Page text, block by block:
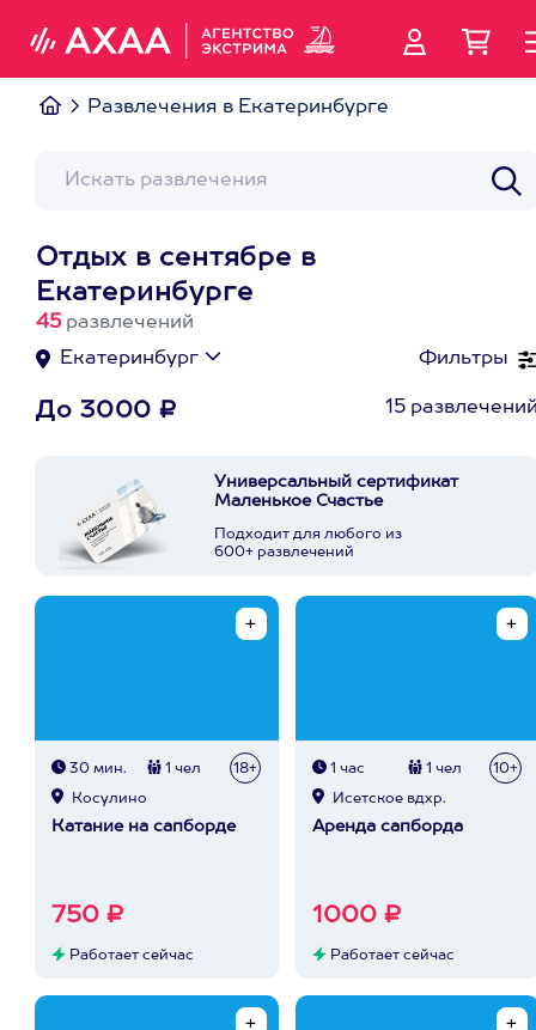
Развлечения в Екатеринбурге
Отдых в сентябре в
Екатеринбурге
45развлечений
Фильтры
Екатеринбург
До 3000 ₽ 15
Универсальный сертификат
Маленькое Счастье
Подходит для любого из
600+ развлечений
30 мин. 1 чел 18+
Косулино
Катание на сапборде
750 ₽
Работает сейчас
1 час 1 чел 10+
Исетское вдхр.
Аренда сапборда
1000 ₽
Работает сейчас